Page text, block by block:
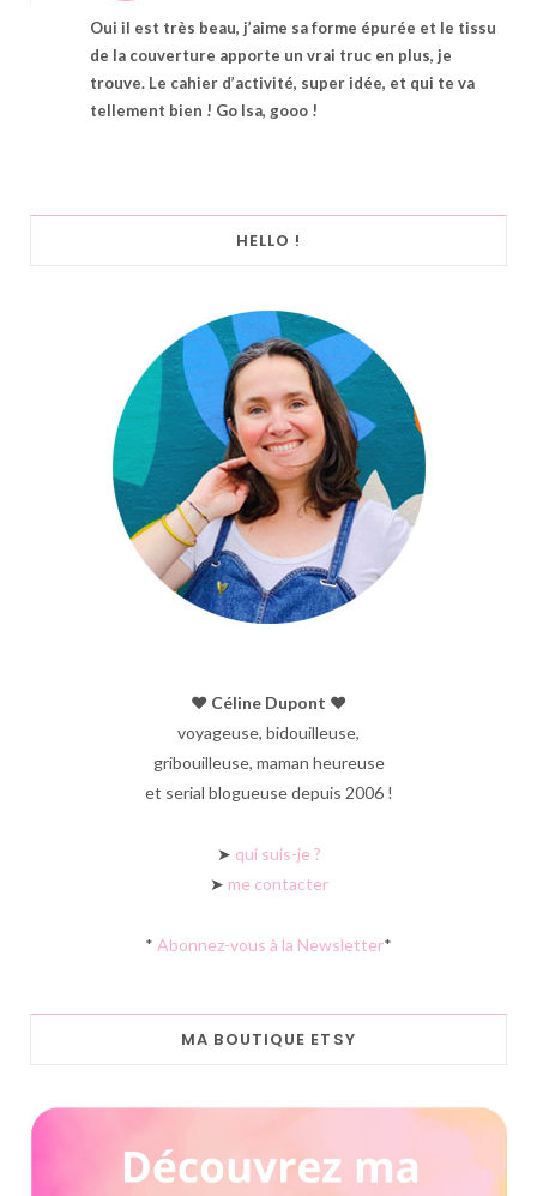
Oui il est très beau, j’aime sa forme épurée et le tissu
de la couverture apporte un vrai truc en plus, je
trouve. Le cahier d’activité, super idée, et qui te va
tellement bien ! Go Isa, gooo !
HELLO !
♥︎ Céline Dupont ♥︎
voyageuse, bidouilleuse,
gribouilleuse, maman heureuse
et serial blogueuse depuis 2006 !
➤ qui suis-je ?
➤ me contacter
* Abonnez-vous à la Newsletter*
MA BOUTIQUE ETSY